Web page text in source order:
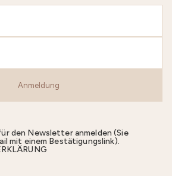
Anmeldung
den Newsletter anmelden (Sie
mit einem Bestätigungslink).